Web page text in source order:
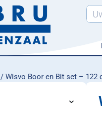
/ Wisvo Boor en Bit set – 122